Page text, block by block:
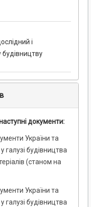
і
будівництву
документи:
України та
галузі будівництва
(станом на
України та
галузі будівництва